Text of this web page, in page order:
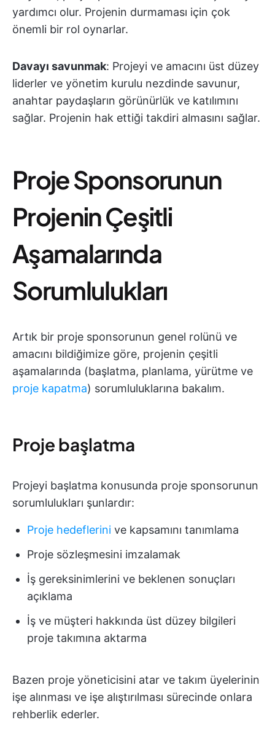
yardımcı olur. Projenin durmaması için çok
önemli bir rol oynarlar.
Davayı savunmak: Projeyi ve amacını üst düzey
liderler ve yönetim kurulu nezdinde savunur,
anahtar paydaşların görünürlük ve katılımını
sağlar. Projenin hak ettiği takdiri almasını sağlar.
Proje Sponsorunun
Projenin Çeşitli
Aşamalarında
Sorumlulukları
Artık bir proje sponsorunun genel rolünü ve
amacını bildiğimize göre, projenin çeşitli
aşamalarında (başlatma, planlama, yürütme ve
proje kapatma) sorumluluklarına bakalım.
Proje başlatma
Projeyi başlatma konusunda proje sponsorunun
sorumlulukları şunlardır:
Proje hedeflerini ve kapsamını tanımlama
Proje sözleşmesini imzalamak
İş gereksinimlerini ve beklenen sonuçları
açıklama
İş ve müşteri hakkında üst düzey bilgileri
proje takımına aktarma
Bazen proje yöneticisini atar ve takım üyelerinin
işe alınması ve işe alıştırılması sürecinde onlara
rehberlik ederler.